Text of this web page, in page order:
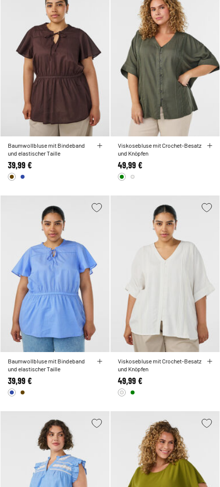
Baumwollbluse mit Bindeband
und elastischer Taille
39,99 €
Viskosebluse mit Crochet-Besatz
und Knöpfen
49,99 €
Baumwollbluse mit Bindeband
und elastischer Taille
39,99 €
Viskosebluse mit Crochet-Besatz
und Knöpfen
49,99 €